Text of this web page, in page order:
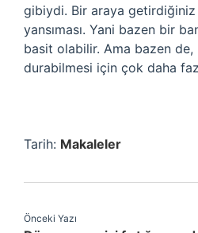
gibiydi. Bir araya
yansıması. Yani bazen bir
basit olabilir. Ama bazen
durabilmesi için çok daha
Tarih: Makaleler
Önceki Yazı